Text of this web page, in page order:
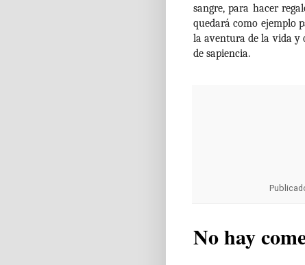
sangre, para hacer
quedará como ejemplo
la aventura de la vida y
de sapiencia.
No hay